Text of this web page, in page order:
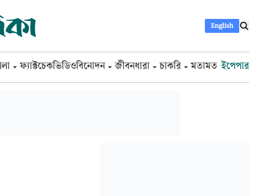
English
ফ্যাক্টচেকভিডিওবিনোদন জীবনধারা চাকরি মতামত ইপেপার